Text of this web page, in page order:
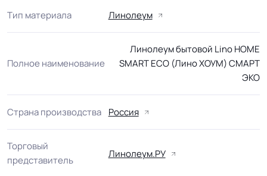
Тип материала Линолеум
Полное наименование
Линолеум бытовой Lino HOME
SMART ECO (Лино ХОУМ) СМАРТ
ЭКО
Страна производства Россия
Торговый
представитель
Линолеум.РУ